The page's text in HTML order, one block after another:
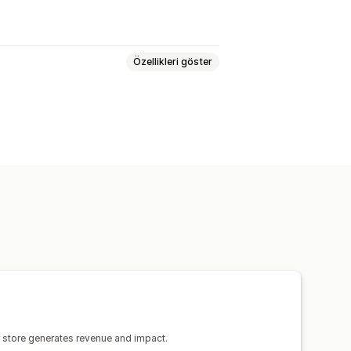
Özellikleri göster
generates revenue and impact.